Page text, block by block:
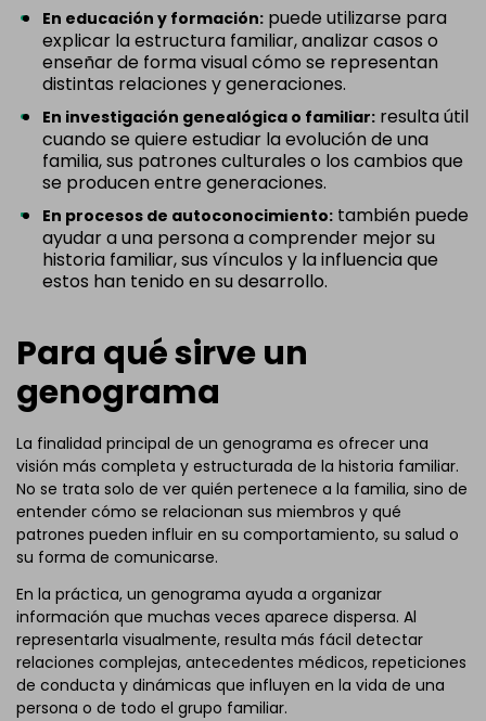
En educación y formación: puede utilizarse para
explicar la estructura familiar, analizar casos o
enseñar de forma visual cómo se representan
distintas relaciones y generaciones.
En investigación genealógica o familiar: resulta útil
cuando se quiere estudiar la evolución de una
familia, sus patrones culturales o los cambios que
se producen entre generaciones.
En procesos de autoconocimiento: también puede
ayudar a una persona a comprender mejor su
historia familiar, sus vínculos y la influencia que
estos han tenido en su desarrollo.
Para qué sirve un
genograma
La finalidad principal de un genograma es ofrecer una
visión más completa y estructurada de la historia familiar.
No se trata solo de ver quién pertenece a la familia, sino de
entender cómo se relacionan sus miembros y qué
patrones pueden influir en su comportamiento, su salud o
su forma de comunicarse.
En la práctica, un genograma ayuda a organizar
información que muchas veces aparece dispersa. Al
representarla visualmente, resulta más fácil detectar
relaciones complejas, antecedentes médicos, repeticiones
de conducta y dinámicas que influyen en la vida de una
persona o de todo el grupo familiar.